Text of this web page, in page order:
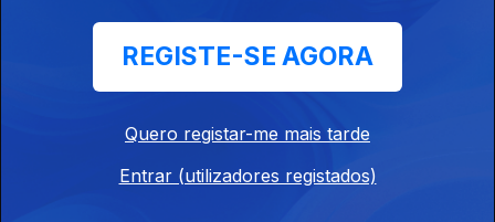
Sinfonia 11 (2)
13 dez. 2025
Sinfonia nº11 (1)
REGISTE-SE AGORA
Quero registar-me mais tarde
Entrar (utilizadores registados)